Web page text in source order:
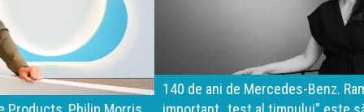
140 de ani de Mercedes-Benz. Ramona Pîrlog: Cel mai